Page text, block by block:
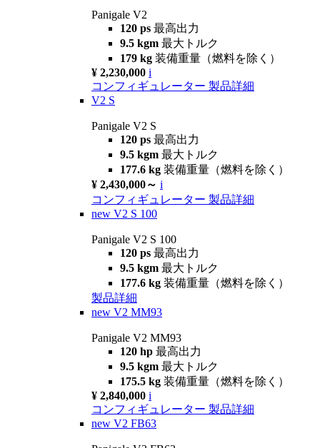
Panigale V2
120 ps 最高出力
9.5 kgm 最大トルク
179 kg 装備重量（燃料を除く）
¥ 2,230,000 i
コンフィギュレーター 製品詳細
V2 S
Panigale V2 S
120 ps 最高出力
9.5 kgm 最大トルク
177.6 kg 装備重量（燃料を除く）
¥ 2,430,000～ i
コンフィギュレーター 製品詳細
new V2 S 100
Panigale V2 S 100
120 ps 最高出力
9.5 kgm 最大トルク
177.6 kg 装備重量（燃料を除く）
製品詳細
new V2 MM93
Panigale V2 MM93
120 hp 最高出力
9.5 kgm 最大トルク
175.5 kg 装備重量（燃料を除く）
¥ 2,840,000 i
コンフィギュレーター 製品詳細
new V2 FB63